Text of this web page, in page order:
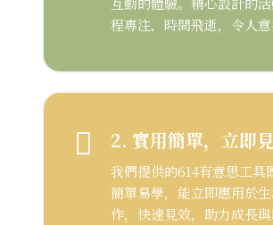
程專注，時間飛逝，令人意
2. 實用簡單，立即
我們提供的614有意思工具
簡單易學，能立即應用於
作，快速見效，助力成長